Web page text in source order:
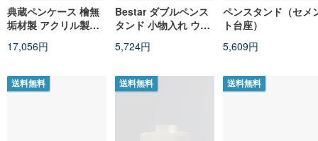
典蔵ペンケース 檜無
垢材製 アクリル製フ
具収納ボックス
17,056円
送料無料
Bestar ダブルペンス
タンド 小物入れ ウォ
ウンターペン立て レ
5,724円
送料無料
ペンスタンド（セメ
ト台座）
5,609円
送料無料